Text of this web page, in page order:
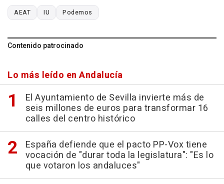
AEAT IU Podemos
Contenido patrocinado
Lo más leído en Andalucía
El Ayuntamiento de Sevilla invierte más de
seis millones de euros para transformar 16
calles del centro histórico
España defiende que el pacto PP-Vox tiene
vocación de "durar toda la legislatura": "Es lo
que votaron los andaluces"